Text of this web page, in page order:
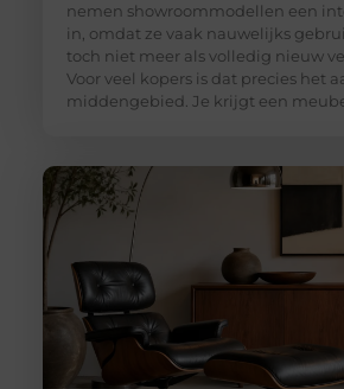
nemen showroommodellen een
in, omdat ze vaak nauwelijks
toch niet meer als volledig nieuw
Voor veel kopers is dat precies het
middengebied. Je krijgt een